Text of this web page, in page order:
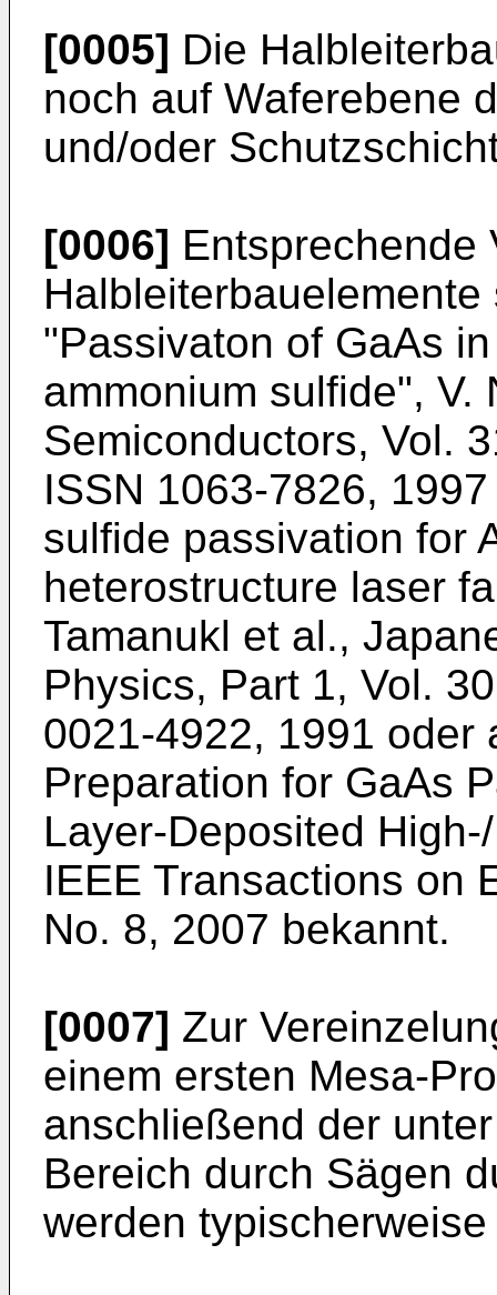
[0005] Die
noch auf Waferebene
und/oder
[0006] Entsprechende
"Passivaton of GaAs
ammonium sulfide", V.
Semiconductors, Vol.
ISSN 1063-7826, 1997
sulfide passivation for
heterostructure laser
Tamanukl et al.,
Physics, Part 1, Vol.
0021-4922, 1991 oder
Preparation for GaAs
Layer-Deposited
IEEE Transactions on
No. 8, 2007 bekannt.
[0007] Zur
einem ersten Mesa-
anschließend der
Bereich durch Sägen
werden